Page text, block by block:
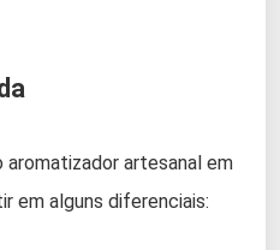
artesanal em
em alguns diferenciais: